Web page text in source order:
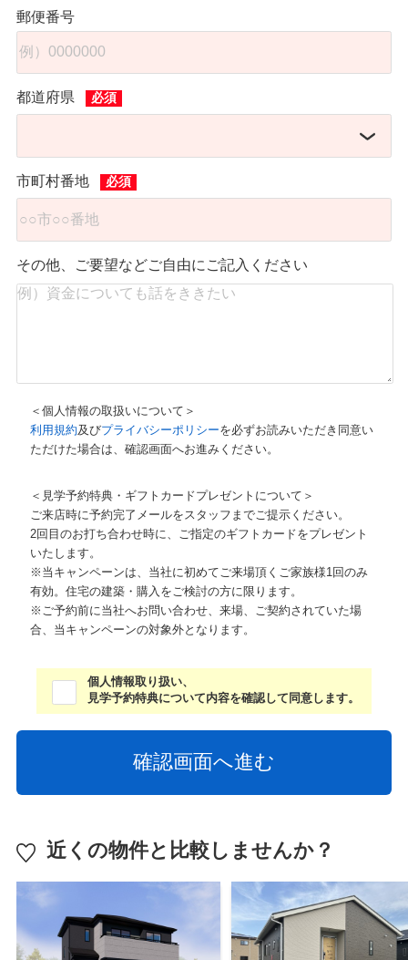
郵便番号
都道府県
市町村番地
その他、ご要望などご自由にご記入ください
＜個人情報の取扱いについて＞
利用規約及びプライバシーポリシーを必ずお読みいただき同意い
ただけた場合は、確認画面へお進みください。
＜見学予約特典・ギフトカードプレゼントについて＞
ご来店時に予約完了メールをスタッフまでご提示ください。
2回目のお打ち合わせ時に、ご指定のギフトカードをプレゼント
いたします。
※当キャンペーンは、当社に初めてご来場頂くご家族様1回のみ
有効。住宅の建築・購入をご検討の方に限ります。
※ご予約前に当社へお問い合わせ、来場、ご契約されていた場
合、当キャンペーンの対象外となります。
個人情報取り扱い、
見学予約特典について内容を確認して同意します。
近くの物件と比較しませんか？